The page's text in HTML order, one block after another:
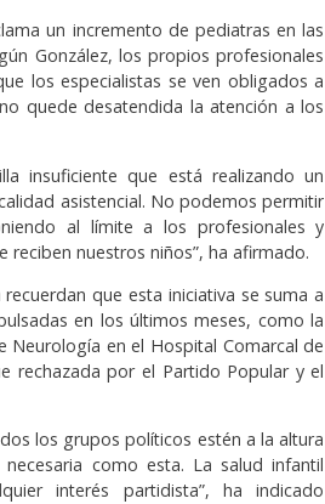
un incremento de pediatras en las
González, los propios profesionales
los especialistas se ven obligados a
quede desatendida la atención a los
insuficiente que está realizando un
asistencial. No podemos permitir
al límite a los profesionales y
nuestros niños”, ha afirmado.
que esta iniciativa se suma a
en los últimos meses, como la
Neurología en el Hospital Comarcal de
rechazada por el Partido Popular y el
los grupos políticos estén a la altura
como esta. La salud infantil
interés partidista”, ha indicado